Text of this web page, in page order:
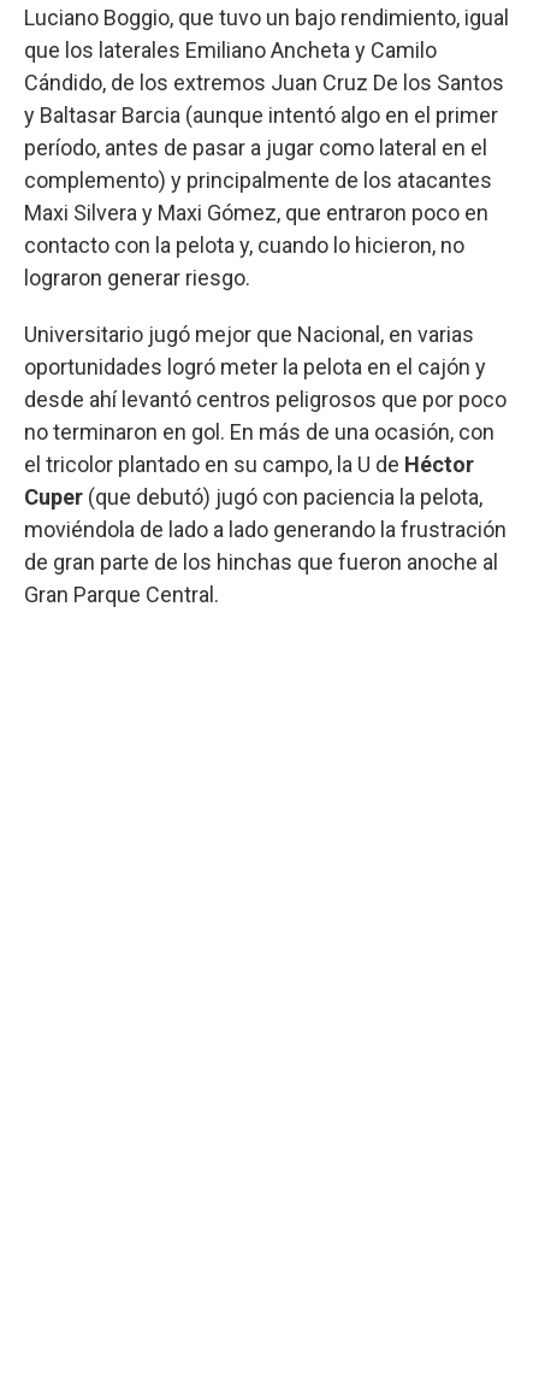
Luciano Boggio, que tuvo un bajo rendimiento, igual
que los laterales Emiliano Ancheta y Camilo
Cándido, de los extremos Juan Cruz De los Santos
y Baltasar Barcia (aunque intentó algo en el primer
período, antes de pasar a jugar como lateral en el
complemento) y principalmente de los atacantes
Maxi Silvera y Maxi Gómez, que entraron poco en
contacto con la pelota y, cuando lo hicieron, no
lograron generar riesgo.
Universitario jugó mejor que Nacional, en varias
oportunidades logró meter la pelota en el cajón y
desde ahí levantó centros peligrosos que por poco
no terminaron en gol. En más de una ocasión, con
el tricolor plantado en su campo, la U de Héctor
Cuper (que debutó) jugó con paciencia la pelota,
moviéndola de lado a lado generando la frustración
de gran parte de los hinchas que fueron anoche al
Gran Parque Central.